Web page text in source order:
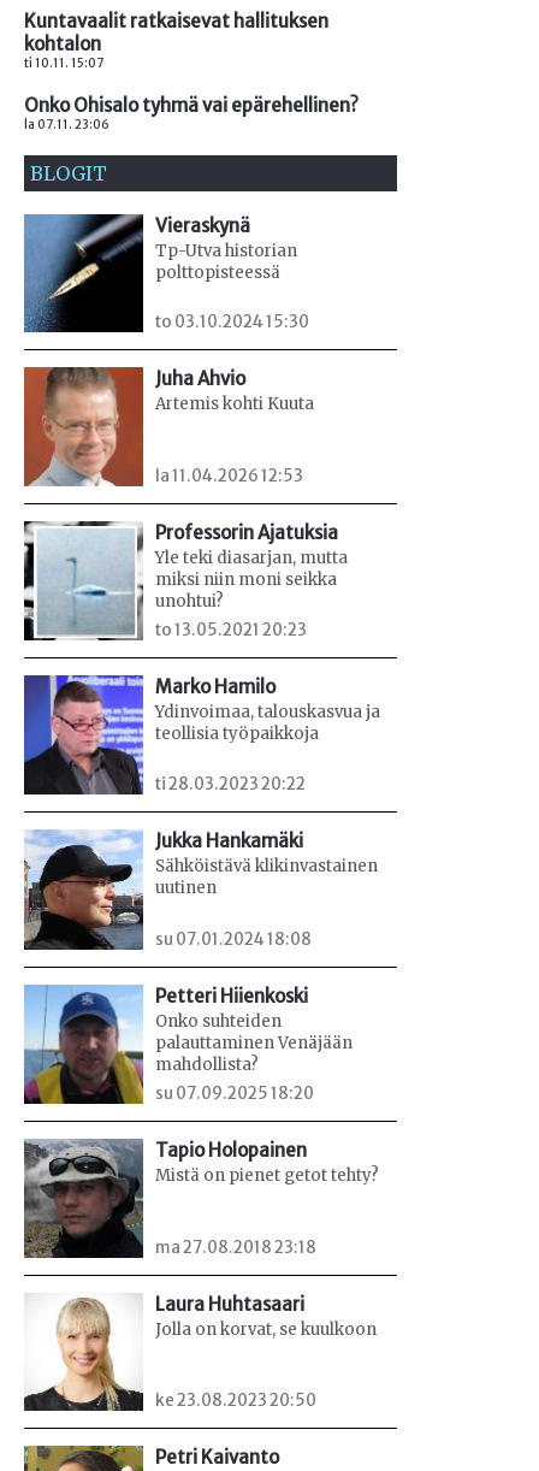
Kuntavaalit ratkaisevat hallituksen
kohtalon
ti 10.11. 15:07
Onko Ohisalo tyhmä vai epärehellinen?
la 07.11. 23:06
BLOGIT
Vieraskynä
Tp-Utva historian
polttopisteessä
to 03.10.2024 15:30
Juha Ahvio
Artemis kohti Kuuta
la 11.04.2026 12:53
Professorin Ajatuksia
Yle teki diasarjan, mutta
miksi niin moni seikka
unohtui?
to 13.05.2021 20:23
Marko Hamilo
Ydinvoimaa, talouskasvua ja
teollisia työpaikkoja
ti 28.03.2023 20:22
Jukka Hankamäki
Sähköistävä klikinvastainen
uutinen
su 07.01.2024 18:08
Petteri Hiienkoski
Onko suhteiden
palauttaminen Venäjään
mahdollista?
su 07.09.2025 18:20
Tapio Holopainen
Mistä on pienet getot tehty?
ma 27.08.2018 23:18
Laura Huhtasaari
Jolla on korvat, se kuulkoon
ke 23.08.2023 20:50
Petri Kaivanto